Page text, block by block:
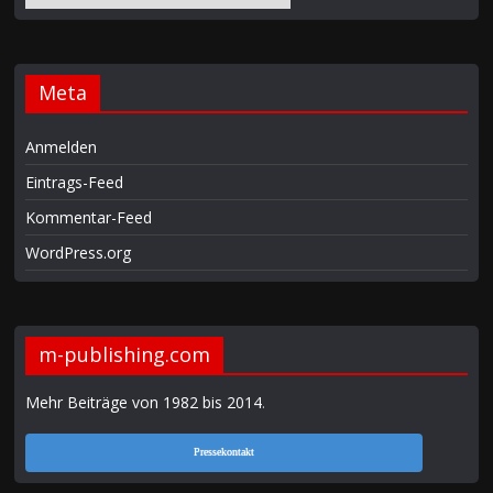
Meta
Anmelden
Eintrags-Feed
Kommentar-Feed
WordPress.org
m-publishing.com
Mehr Beiträge von 1982 bis 2014.
Pressekontakt